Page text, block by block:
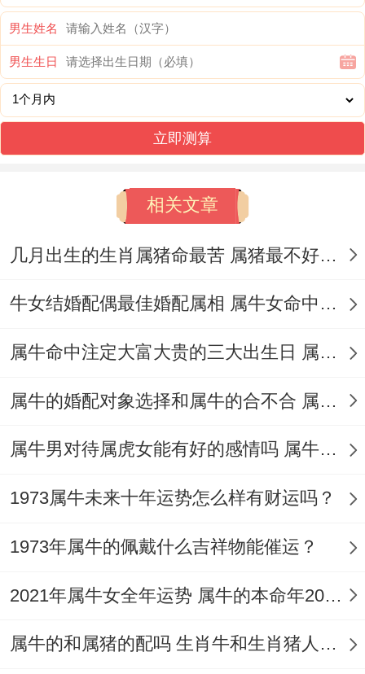
2025年结婚时相当好的。
97年牛女要巩固2025年自己情缘宫的吉星 -
2025年里可以多往东正东方寻觅契机，工作
出差、考验、旅游等都有先考虑正东方！
2025喜星【九紫】飞正东方、注意家里正东
方不要脏乱差，对婚缘不利...
在已经恋爱中，计划结婚的属牛女,有机会在
卧室正东方放置一个‘祥安阁双鱼得水’来引
感情跟睦、姻缘和美。
对于要时不时出差考察或不方便摆放布局的
属牛女 - 可以随身佩戴一个祥安阁九艳与合
幸福。
大家可能不知道~有伴侣的自己佩戴的在也
影响、爱情甜蜜、姻缘巩固。
3、注意白虎煞
2025年 - 属牛女的命宫中有【白虎】煞入命
男生姓名
男生生日
立即测算
相关文章
几月出生的生肖属猪命最苦 属猪最不好的出生是农历四月吗
牛女结婚配偶最佳婚配属相 属牛女命中注定的丈夫是属鼠男吗
属牛命中注定大富大贵的三大出生日 属牛的人未来选择干什么最挣钱
属牛的婚配对象选择和属牛的合不合 属牛一生综合婚姻与命运
属牛男对待属虎女能有好的感情吗 属牛和属虎在生活中到底谁压谁
1973属牛未来十年运势怎么样有财运吗？
1973年属牛的佩戴什么吉祥物能催运？
2021年属牛女全年运势 属牛的本命年2021年带什么好
属牛的和属猪的配吗 生肖牛和生肖猪人婚姻相配吗